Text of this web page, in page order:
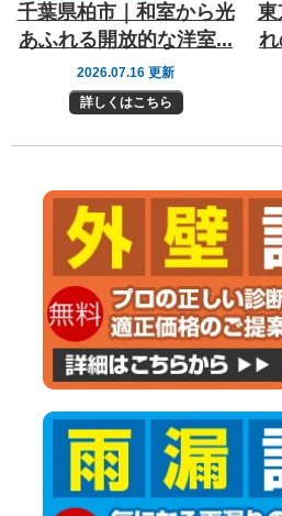
千葉県柏市｜和室から光
あふれる開放的な洋室...
2026.07.16 更新
詳しくはこちら
東